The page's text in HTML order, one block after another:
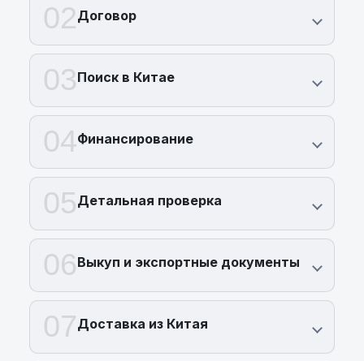
02Договор
03Поиск в Китае
04Финансирование
05Детальная проверка
06Выкуп и экспортные документы
07Доставка из Китая